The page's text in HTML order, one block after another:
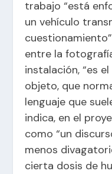
trabajo “está
un vehículo
entre la
instalación, “es
objeto, que
lenguaje que
indica, en el
como “un
menos
cierta dosis de